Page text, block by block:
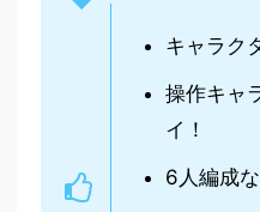
キャラク
操作キャ
イ！
6人編成